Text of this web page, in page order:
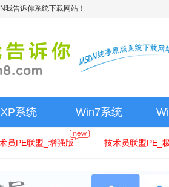
我告诉你系统下载网站！
XP系统 Win7系统
员PE联盟_增强版 技术员联盟PE_